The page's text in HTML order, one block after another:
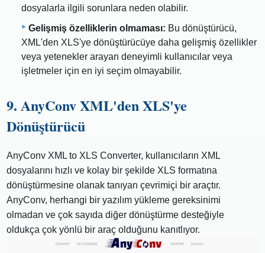
dosyalarla ilgili sorunlara neden olabilir.
Gelişmiş özelliklerin olmaması: Bu dönüştürücü,
XML'den XLS'ye dönüştürücüye daha gelişmiş özellikler
veya yetenekler arayan deneyimli kullanıcılar veya
işletmeler için en iyi seçim olmayabilir.
9. AnyConv XML'den XLS'ye
Dönüştürücü
AnyConv XML to XLS Converter, kullanıcıların XML
dosyalarını hızlı ve kolay bir şekilde XLS formatına
dönüştürmesine olanak tanıyan çevrimiçi bir araçtır.
AnyConv, herhangi bir yazılım yükleme gereksinimi
olmadan ve çok sayıda diğer dönüştürme desteğiyle
oldukça çok yönlü bir araç olduğunu kanıtlıyor.